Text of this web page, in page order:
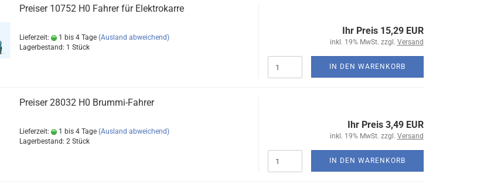
Preiser 10752 H0 Fahrer für Elektrokarre
Lieferzeit: 1 bis 4 Tage (Ausland abweichend)
Lagerbestand: 1 Stück
Ihr Preis 15,29 EUR
inkl. 19% MwSt. zzgl. Versand
IN DEN WARENKORB
Preiser 28032 H0 Brummi-Fahrer
Lieferzeit: 1 bis 4 Tage (Ausland abweichend)
Lagerbestand: 2 Stück
Ihr Preis 3,49 EUR
inkl. 19% MwSt. zzgl. Versand
IN DEN WARENKORB